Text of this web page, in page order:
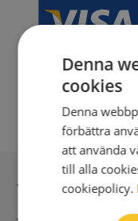
Sichere
Denna
cookies
Denna
förbättra
att använda
till alla
cookiepolicy.